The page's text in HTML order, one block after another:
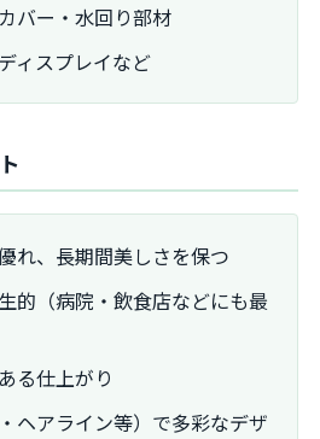
バー・水回り部材
ィスプレイなど
れ、長期間美しさを保つ
的（病院・飲食店などにも最
る仕上がり
ヘアライン等）で多彩なデザ